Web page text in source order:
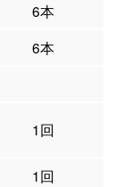
6本
6本
1回
1回